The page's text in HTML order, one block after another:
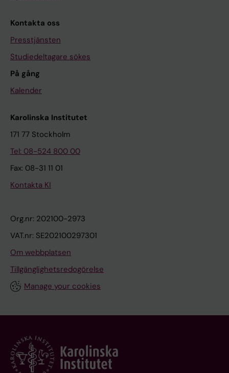
Kontakta oss
Presstjänsten
Studiedeltagare sökes
På gång
Kalender
Karolinska Institutet
171 77 Stockholm
Tel: 08-524 800 00
Fax: 08-31 11 01
Kontakta KI
Org.nr: 202100-2973
VAT.nr: SE202100297301
Om webbplatsen
Tillgänglighetsredogörelse
Manage your cookies